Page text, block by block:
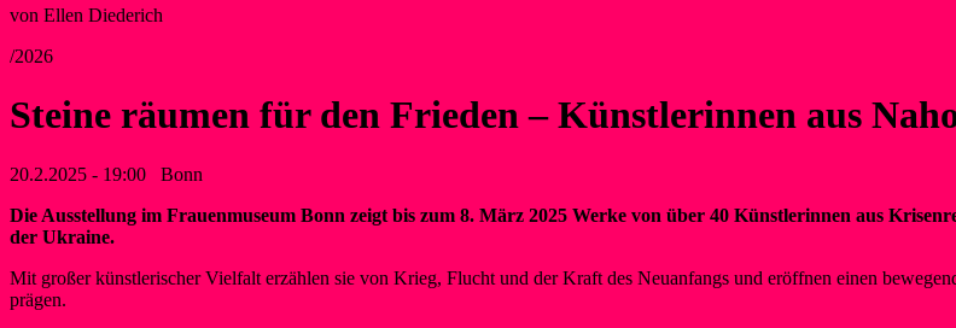
von Ellen Diederich
/2026
Steine räumen für den Frieden – Künstlerinnen aus
20.2.2025 - 19:00 Bonn
Die Ausstellung im Frauenmuseum Bonn zeigt bis zum 8. März 2025 Werke von über 40 Künstlerinnen aus
der Ukraine.
Mit großer künstlerischer Vielfalt erzählen sie von Krieg, Flucht und der Kraft des Neuanfangs und eröffnen einen
prägen.